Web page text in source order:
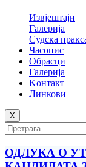
Извјештаји
Галерија
Судска
Часопис
Обрасци
Галерија
Kонтакт
Линкови
X
ОДЛУКА О